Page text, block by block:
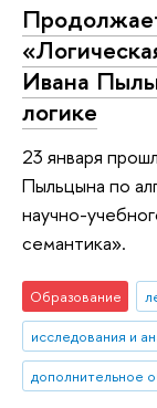
Ивана
логике
23 января
Пыльцына по
научно-
семантика».
Образование
исследования и
дополнительное